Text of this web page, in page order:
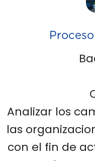
Analizar los
las
con el fin de